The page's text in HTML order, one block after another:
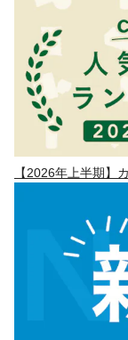
【2026年上半期】